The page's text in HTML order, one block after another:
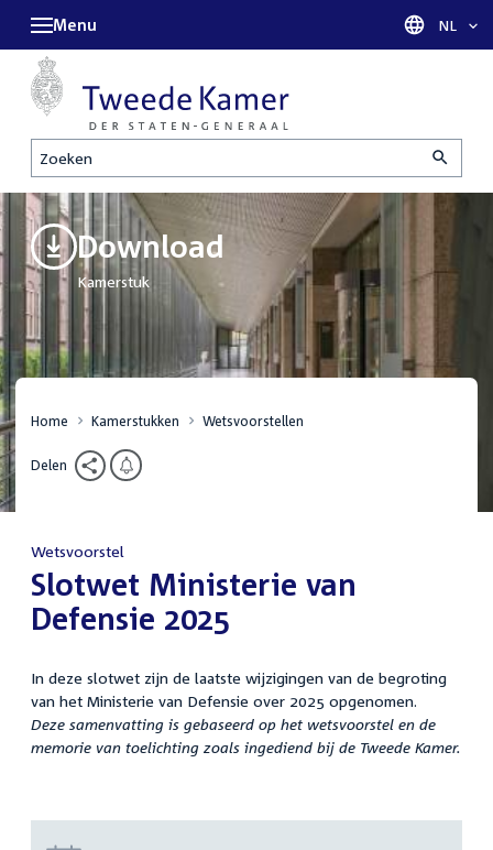
Zoeken
Menu Taal
NL
Download
Kamerstuk
Home Kamerstukken Wetsvoorstellen
Delen
Wetsvoorstel
:Slotwet Ministerie van
Defensie 2025
In deze slotwet zijn de laatste wijzigingen van de begroting
van het Ministerie van Defensie over 2025 opgenomen.
Deze samenvatting is gebaseerd op het wetsvoorstel en de
memorie van toelichting zoals ingediend bij de Tweede Kamer.